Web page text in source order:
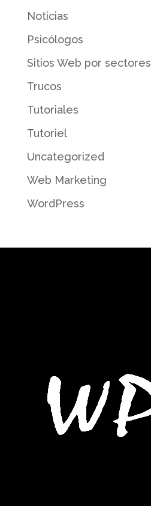
Noticias
Psicólogos
Sitios Web por sectores
Trucos
Tutoriales
Tutoriel
Uncategorized
Web Marketing
WordPress